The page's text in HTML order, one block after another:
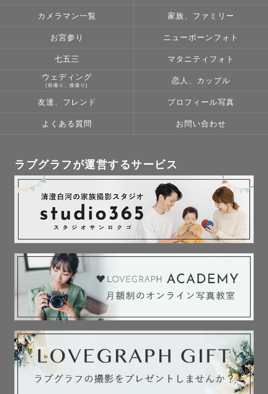
カメラマン一覧 家族、ファミリー
お宮参り ニューボーンフォト
七五三 マタニティフォト
ウェディング
(前撮り、後撮り)
恋人、カップル
友達、フレンド プロフィール写真
よくある質問 お問い合わせ
ラブグラフが運営するサービス